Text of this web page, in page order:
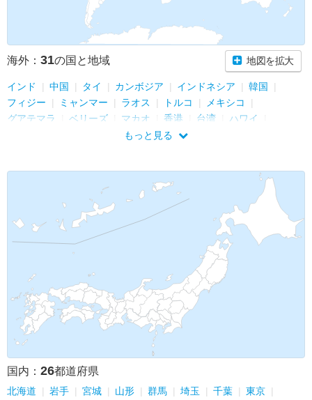
海外： 31の国と地域 地図を拡大
インド 中国 タイ カンボジア インドネシア
韓国
フィジー
ミャンマー ラオス トルコ
メキシコ
グアテマラ
ベリーズ マカオ 香港 台湾
ハワイ
パキスタン カナダ スリランカ
もっと見る
国内： 26都道府県
北海道 岩手 宮城 山形 群馬 埼玉 千葉
東京